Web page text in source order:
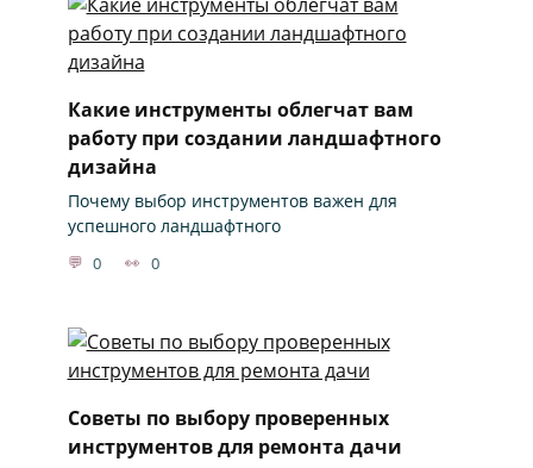
Какие инструменты облегчат вам
работу при создании ландшафтного
дизайна
Почему выбор инструментов важен для
успешного ландшафтного
0 0
Советы по выбору проверенных
инструментов для ремонта дачи